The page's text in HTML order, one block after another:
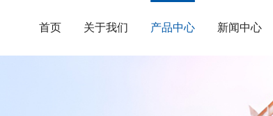
首页 关于我们 产品中心 新闻中心